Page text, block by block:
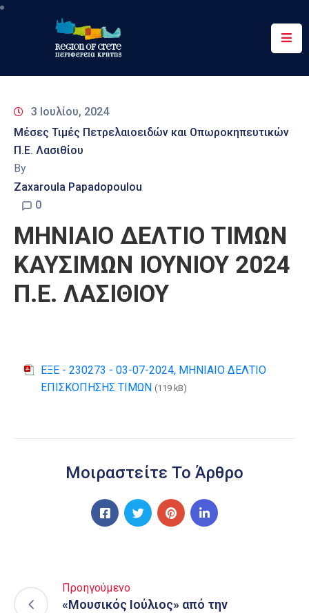
Περιφέρεια
&
Δράσεις
Ψηφιακές
Υπηρεσίες
Επικοινωνία
3 Ιουλίου, 2024
Μέσες Τιμές Πετρελαιοειδών και Οπωροκηπευτικών
Π.Ε. Λασιθίου
By
Zaxaroula Papadopoulou
0
ΜΗΝΙΑΙΟ ΔΕΛΤΙΟ ΤΙΜΩΝ
ΚΑΥΣΙΜΩΝ ΙΟΥΝΙΟΥ 2024
Π.Ε. ΛΑΣΙΘΙΟΥ
ΕΞΕ - 230273 - 03-07-2024, ΜΗΝΙΑΙΟ ΔΕΛΤΙΟ
ΕΠΙΣΚΟΠΗΣΗΣ ΤΙΜΩΝ (119 kB)
Μοιραστείτε Το Άρθρο
Προηγούμενο
«Μουσικός Ιούλιος» από την